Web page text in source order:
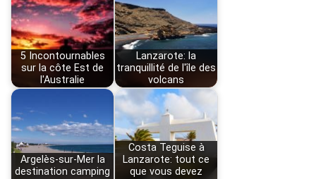
5 Incontournables
sur la côte Est de
l'Australie
Lanzarote: la
tranquillité de l'île des
volcans
Argelès-sur-Mer la
destination camping
Costa Teguise à
Lanzarote: tout ce
que vous devez